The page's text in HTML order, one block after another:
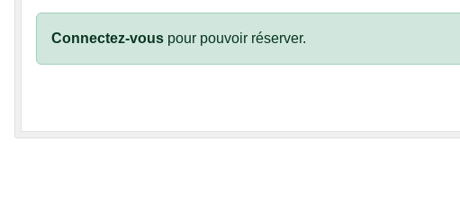
Connectez-vous pour pouvoir réserver.